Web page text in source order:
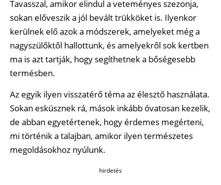
Tavasszal, amikor elindul a veteményes szezonja,
sokan előveszik a jól bevált trükköket is. Ilyenkor
kerülnek elő azok a módszerek, amelyeket még a
nagyszülőktől hallottunk, és amelyekről sok kertben
ma is azt tartják, hogy segíthetnek a bőségesebb
termésben.
Az egyik ilyen visszatérő téma az élesztő használata.
Sokan esküsznek rá, mások inkább óvatosan kezelik,
de abban egyetértenek, hogy érdemes megérteni,
mi történik a talajban, amikor ilyen természetes
megoldásokhoz nyúlunk.
hirdetés